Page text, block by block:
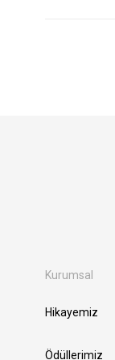
Kurumsal
Hikayemiz
Ödüllerimiz